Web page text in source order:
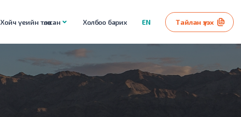
Хойч үеийн төлөө сан Холбоо барих EN Тайлан үзэх